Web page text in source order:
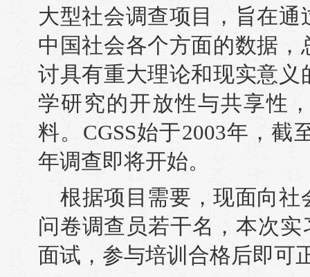
大型社会调查项目，旨在
中国社会各个方面的数据
讨具有重大理论和现实意
学研究的开放性与共享性
料。CGSS始于2003年，截
年调查即将开始。
根据项目需要，现面向
问卷调查员若干名，本次
面试，参与培训合格后即可